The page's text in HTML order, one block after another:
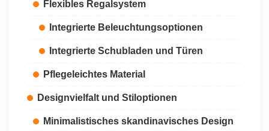
Flexibles Regalsystem
Integrierte Beleuchtungsoptionen
Integrierte Schubladen und Türen
Pflegeleichtes Material
Designvielfalt und Stiloptionen
Minimalistisches skandinavisches Design